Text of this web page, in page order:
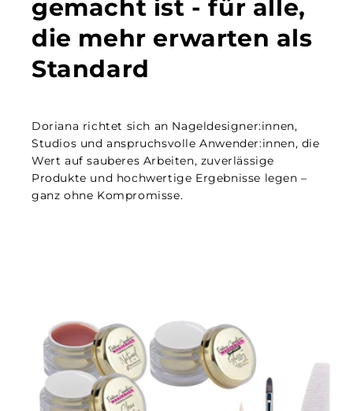
gemacht ist - für alle,
die mehr erwarten als
Standard
Doriana richtet sich an Nageldesigner:innen,
Studios und anspruchsvolle Anwender:innen, die
Wert auf sauberes Arbeiten, zuverlässige
Produkte und hochwertige Ergebnisse legen –
ganz ohne Kompromisse.